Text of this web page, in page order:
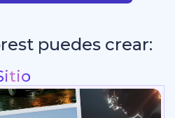
puedes crear:
animac